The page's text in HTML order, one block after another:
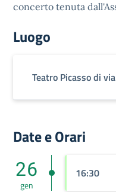
concerto tenuta
Luogo
Teatro Picasso di
Date e Orari
26
gen
16:30